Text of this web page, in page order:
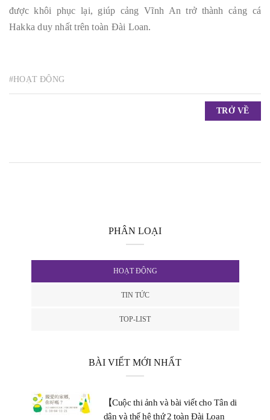
được khôi phục lại, giúp cảng Vĩnh An trở thành cảng cá
Hakka duy nhất trên toàn Đài Loan.
#HOẠT ĐỘNG
TRỞ VỀ
PHÂN LOẠI
HOẠT ĐỘNG
TIN TỨC
TOP-LIST
BÀI VIẾT MỚI NHẤT
【Cuộc thi ảnh và bài viết cho Tân di
dân và thế hệ thứ 2 toàn Đài Loan